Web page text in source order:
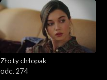
Złoty chłopak
odc. 274